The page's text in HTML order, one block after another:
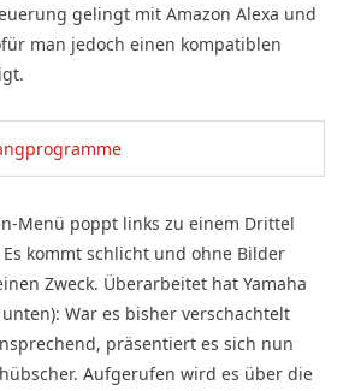
gelingt mit Amazon Alexa und
man jedoch einen kompatiblen
Menü poppt links zu einem Drittel
kommt schlicht und ohne Bilder
Zweck. Überarbeitet hat Yamaha
War es bisher verschachtelt
präsentiert es sich nun
Aufgerufen wird es über die